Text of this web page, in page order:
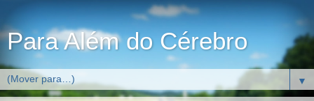
Para Além do Cérebro
▼